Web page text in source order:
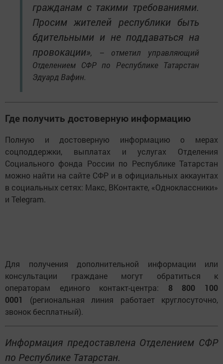
гражданам с такими требованиями.
Просим жителей республики быть
бдительными и не поддаваться на
провокации», – отметил управляющий
Отделением СФР по Республике Татарстан
Эдуард Вафин.
Где получить достоверную информацию
Полную и достоверную информацию о мерах
соцподдержки, выплатах и услугах Отделения
Социального фонда России по Республике Татарстан
можно найти на сайте СФР и в официальных аккаунтах
в социальных сетях: Макс, ВКонтакте, «Одноклассники»
и Telegram.
Для получения дополнительной информации или
консультации граждане могут обратиться к
операторам единого контакт-центра: 8 800 100
0001
(региональная линия работает круглосуточно,
звонок бесплатный).
Информация предоставлена Отделением СФР
по Республике Татарстан.